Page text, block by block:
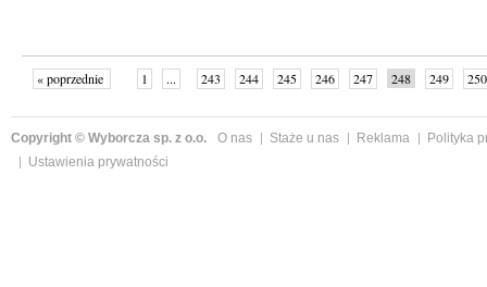
« poprzednie 1 ... 243 244 245 246 247 248 249
250
Copyright © Wyborcza sp. z o.o. O nas Staże u nas Reklama
Polityka
Ustawienia prywatności